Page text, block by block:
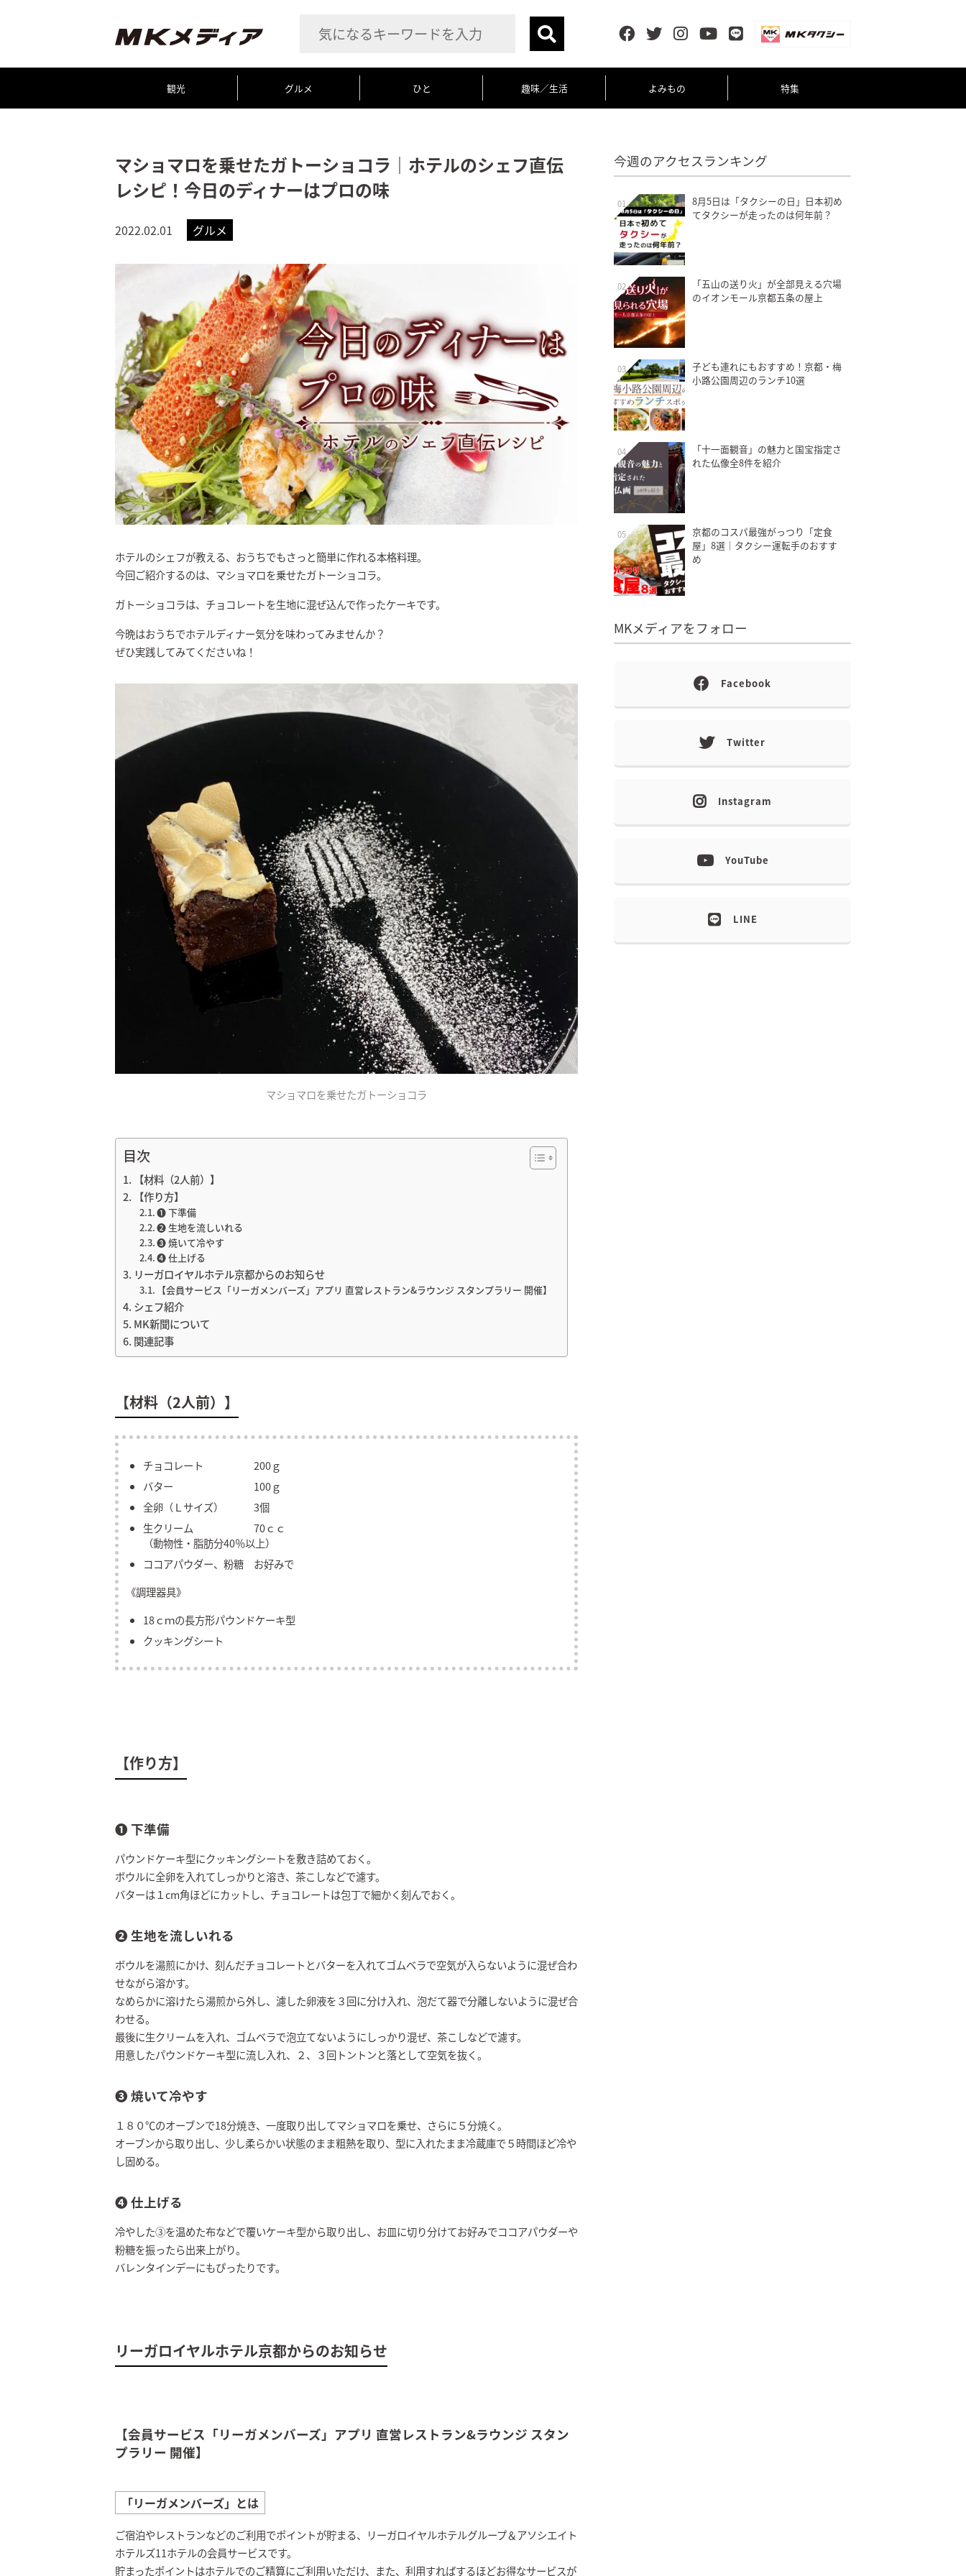
観光 グルメ ひと 趣味／生活 よみもの 特集
マショマロを乗せたガトーショコラ｜ホテルのシェフ直伝
レシピ！今日のディナーはプロの味
2022.02.01 グルメ
ホテルのシェフが教える、おうちでもさっと簡単に作れる本格料理。
今回ご紹介するのは、マショマロを乗せたガトーショコラ。
ガトーショコラは、チョコレートを生地に混ぜ込んで作ったケーキです。
今晩はおうちでホテルディナー気分を味わってみませんか？
ぜひ実践してみてくださいね！
マショマロを乗せたガトーショコラ
目次
【材料（2人前）】
【作り方】
❶ 下準備
❷ 生地を流しいれる
➌ 焼いて冷やす
❹ 仕上げる
リーガロイヤルホテル京都からのお知らせ
【会員サービス「リーガメンバーズ」アプリ 直営レストラン&ラウンジ スタンプラリー 開催】
シェフ紹介
MK新聞について
関連記事
【材料（2人前）】
チョコレート 200ｇ
バター 100ｇ
全卵（Ｌサイズ） 3個
生クリーム 70ｃｃ
（動物性・脂肪分40％以上）
ココアパウダー、粉糖 お好みで
《調理器具》
18ｃｍの長方形パウンドケーキ型
クッキングシート
【作り方】
❶ 下準備
パウンドケーキ型にクッキングシートを敷き詰めておく。
ボウルに全卵を入れてしっかりと溶き、茶こしなどで濾す。
バターは１cm角ほどにカットし、チョコレートは包丁で細かく刻んでおく。
❷ 生地を流しいれる
ボウルを湯煎にかけ、刻んだチョコレートとバターを入れてゴムベラで空気が入らないように混ぜ合わ
せながら溶かす。
なめらかに溶けたら湯煎から外し、濾した卵液を３回に分け入れ、泡だて器で分離しないように混ぜ合
わせる。
最後に生クリームを入れ、ゴムベラで泡立てないようにしっかり混ぜ、茶こしなどで濾す。
用意したパウンドケーキ型に流し入れ、２、３回トントンと落として空気を抜く。
➌ 焼いて冷やす
１８０℃のオーブンで18分焼き、一度取り出してマショマロを乗せ、さらに５分焼く。
オーブンから取り出し、少し柔らかい状態のまま粗熱を取り、型に入れたまま冷蔵庫で５時間ほど冷や
し固める。
❹ 仕上げる
冷やした③を温めた布などで覆いケーキ型から取り出し、お皿に切り分けてお好みでココアパウダーや
粉糖を振ったら出来上がり。
バレンタインデーにもぴったりです。
リーガロイヤルホテル京都からのお知らせ
【会員サービス「リーガメンバーズ」アプリ 直営レストラン&ラウンジ スタン
プラリー 開催】
「リーガメンバーズ」とは
ご宿泊やレストランなどのご利用でポイントが貯まる、リーガロイヤルホテルグループ＆アソシエイト
ホテルズ11ホテルの会員サービスです。
貯まったポイントはホテルでのご精算にご利用いただけ、また、利用すればするほどお得なサービスが
今週のアクセスランキング
01
8月5日は「タクシーの日」日本初め
てタクシーが走ったのは何年前？
02
「五山の送り火」が全部見える穴場
のイオンモール京都五条の屋上
03
子ども連れにもおすすめ！京都・梅
小路公園周辺のランチ10選
04
「十一面観音」の魅力と国宝指定さ
れた仏像全8件を紹介
05
京都のコスパ最強がっつり「定食
屋」8選｜タクシー運転手のおすす
め
MKメディアをフォロー
Facebook
Twitter
Instagram
YouTube
LINE